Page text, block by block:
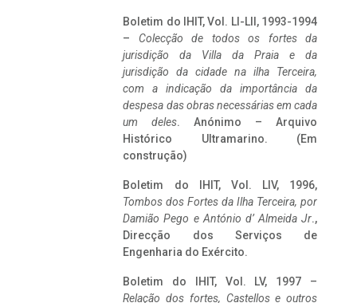
Boletim do IHIT, Vol. LI-LII, 1993-1994
– Colecção de todos os fortes da
jurisdição da Villa da Praia e da
jurisdição da cidade na ilha Terceira,
com a indicação da importância da
despesa das obras necessárias em cada
um deles. Anónimo – Arquivo
Histórico Ultramarino. (Em
construção)
Boletim do IHIT, Vol. LIV, 1996,
Tombos dos Fortes da Ilha Terceira, por
Damião Pego e António d’ Almeida Jr.,
Direcção dos Serviços de
Engenharia do Exército.
Boletim do IHIT, Vol. LV, 1997 –
Relação dos fortes, Castellos e outros